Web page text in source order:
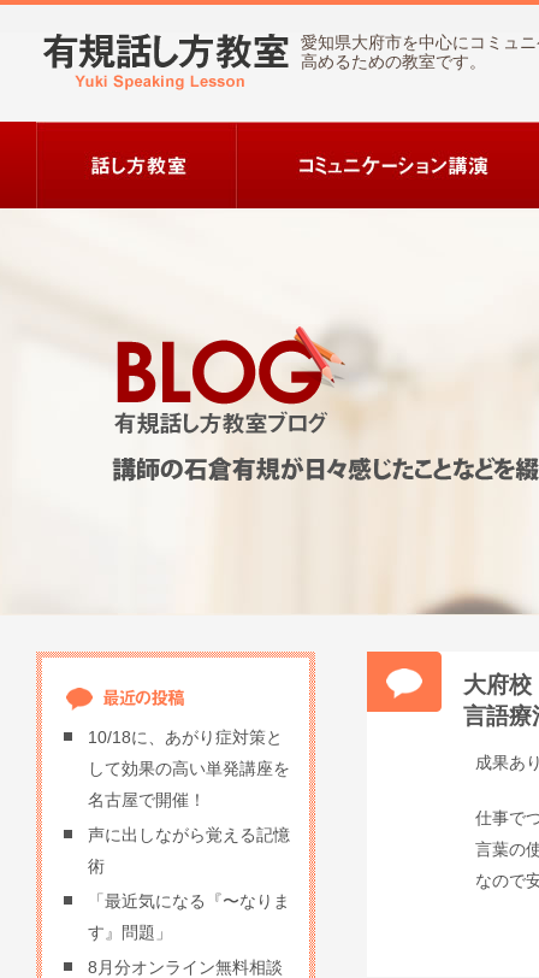
愛知県大府市を中心にコミュ
高めるための教室です。
大府
言語
成果あ
仕事で
言葉の
なので
10/18に、あがり症対策と
して効果の高い単発講座を
名古屋で開催！
声に出しながら覚える記憶
術
「最近気になる『〜なりま
す』問題」
8月分オンライン無料相談